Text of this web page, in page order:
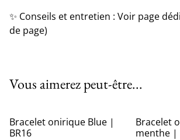
✨ Conseils et entretien : Voir page
de page)
Vous aimerez peut-être...
Bracelet onirique Blue |
BR16
Bracelet
menthe |